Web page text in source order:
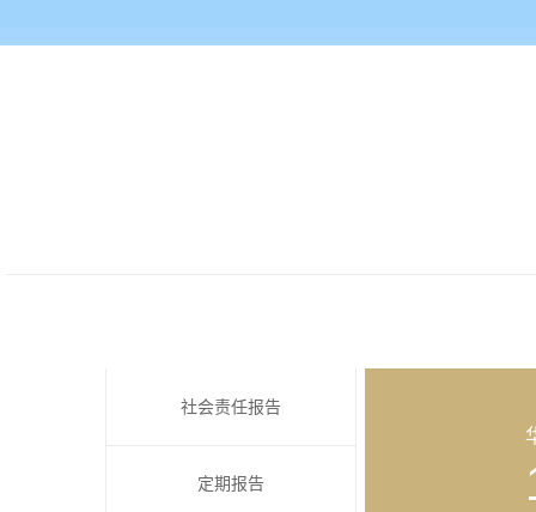
社会责任报告
定期报告